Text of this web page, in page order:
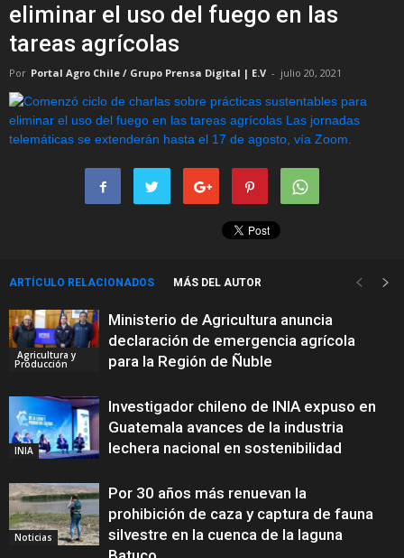
eliminar el uso del fuego en las
tareas agrícolas
Por Portal Agro Chile / Grupo Prensa Digital | E.V - julio 20, 2021
ARTÍCULO RELACIONADOS MÁS DEL AUTOR
Agricultura y
Producción
Ministerio de Agricultura anuncia
declaración de emergencia agrícola
para la Región de Ñuble
INIA
Investigador chileno de INIA expuso en
Guatemala avances de la industria
lechera nacional en sostenibilidad
Noticias
Por 30 años más renuevan la
prohibición de caza y captura de fauna
silvestre en la cuenca de la laguna